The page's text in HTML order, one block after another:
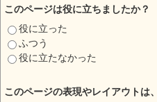
このページは役に立ちましたか？
役に立った
ふつう
役に立たなかった
このページの表現やレイアウトは